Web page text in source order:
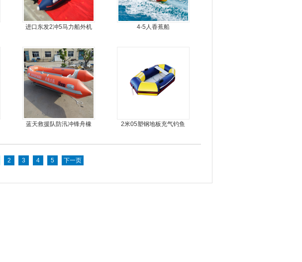
进口东发2冲5马力船外机
4-5人香蕉船
蓝天救援队防汛冲锋舟橡
2米05塑钢地板充气钓鱼
2 3 4 5 下一页